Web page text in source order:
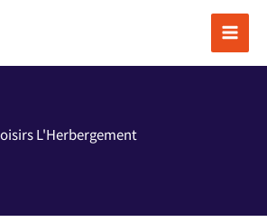
L'Herbergement